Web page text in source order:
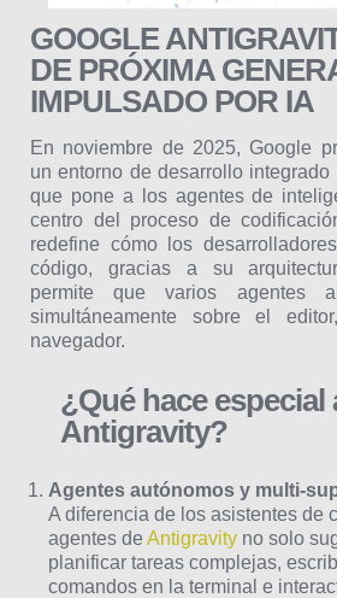
GOOGLE
DE PRÓXIMA
IMPULSADO POR IA
En noviembre de 2025, Google
un entorno de desarrollo
que pone a los agentes de
centro del proceso de
redefine cómo los
código, gracias a su
permite que varios agentes
simultáneamente sobre el
navegador.
¿Qué hace especial
Antigravity?
Agentes autónomos y multi-
A diferencia de los asistentes de
agentes de Antigravity no solo
planificar tareas complejas,
comandos en la terminal e